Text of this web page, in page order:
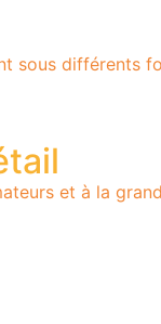
sous différents
et à la